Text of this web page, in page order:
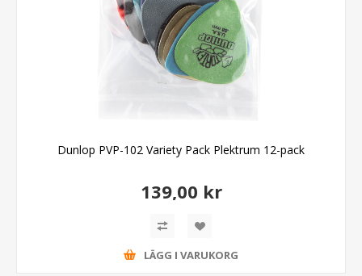
Dunlop PVP-102 Variety Pack Plektrum 12-pack
139,00 kr
LÄGG I VARUKORG